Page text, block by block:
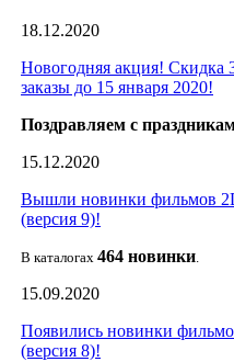
18.12.2020
Новогодняя акция! Скидка
заказы до 15 января 2020!
Поздравляем с
15.12.2020
Вышли новинки фильмов
(версия 9)!
В каталогах 464 новинки.
15.09.2020
Появились новинки
(версия 8)!